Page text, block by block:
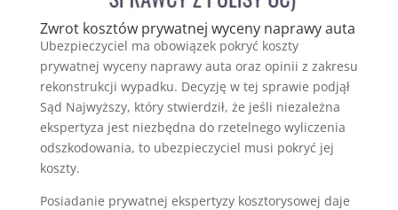
Zwrot kosztów prywatnej wyceny naprawy auta
Ubezpieczyciel ma obowiązek pokryć koszty
prywatnej wyceny naprawy auta oraz opinii z zakresu
rekonstrukcji wypadku. Decyzję w tej sprawie podjął
Sąd Najwyższy, który stwierdził, że jeśli niezależna
ekspertyza jest niezbędna do rzetelnego wyliczenia
odszkodowania, to ubezpieczyciel musi pokryć jej
koszty.
Posiadanie prywatnej ekspertyzy kosztorysowej daje